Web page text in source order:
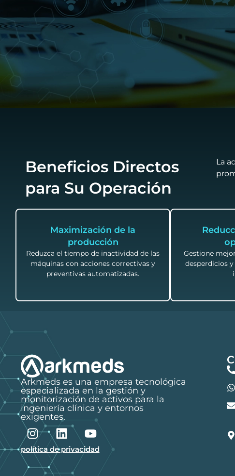
Beneficios Directos
para Su Operación
La
Maximización de la
producción
Reduzca el tiempo de inactividad de las
máquinas con acciones correctivas y
preventivas automatizadas.
Gestione
desperdicios
Arkmeds es una empresa tecnológica
especializada en la gestión y
monitorización de activos para la
ingeniería clínica y entornos
exigentes.
política de privacidad